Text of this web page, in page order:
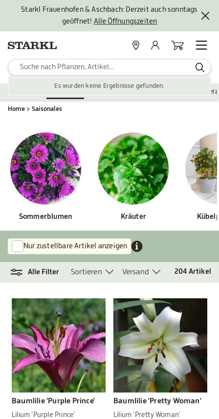
Starkl Frauenhofen & Aschbach: Derzeit auch sonntags
geöffnet! Alle Öffnungszeiten
Es wurden keine Ergebnisse gefunden.
StandorteMein KontoWarenkorb
Zubehör Gartengestaltung
Home Saisonales
Sommerblumen Kräuter
Nur zustellbare Artikel anzeigen
Alle Filter Sortieren Versand 204 Artikel
Baumlilie 'Purple Prince'
Lilium 'Purple Prince'
Baumlilie 'Pretty Woman'
Lilium 'Pretty Woman'